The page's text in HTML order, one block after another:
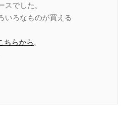
でした。
いろなものが買える
ちらから。